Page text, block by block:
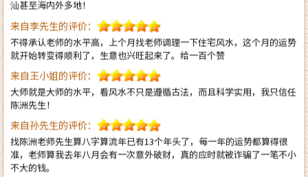
不得承认老师的水平高，上个月找老师调理一下住宅风水，这个月的运势
就开始转变得顺利了，生意也兴旺起来了。给一百个赞
来自王小姐的评价：
大师就是大师的水平，看风水不只是遵循古法，而且科学实用，我只信任
陈洲先生！
来自孙先生的评价：
找陈洲老师先生算八字算流年已有13个年头了，每一年的运势都算得很
准，老师算我去年八月会有一次意外破财，真的应时就被诈骗了一笔不小
不大的钱。
来自赵先生的评价：
不得不承认陈先生算八字有水平，找过那么多人算过，陈先生是最准的一